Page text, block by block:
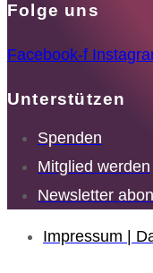
Folge uns
Facebook-f
Unterstützen
Spenden
Mitglied werden
Newsletter
Impressum |